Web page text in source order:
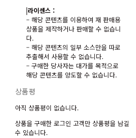
|라이센스 :
– 해당 콘텐츠를 이용하여 재 판매용
상품을 제작하거나 판매할 수 없습니
다.
– 해당 콘텐츠의 일부 소스만을 따로
추출해서 사용할 수 없습니다.
– 구매한 당사자는 대가를 목적으로
해당 콘텐츠를 양도할 수 없습니다.
상품평
아직 상품평이 없습니다.
상품을 구매한 로그인 고객만 상품평을 남길
수 있습니다.